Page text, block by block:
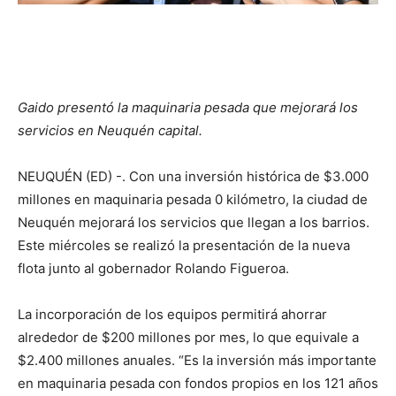
Gaido presentó la maquinaria pesada que mejorará los
servicios en Neuquén capital.
NEUQUÉN (ED) -. Con una inversión histórica de $3.000
millones en maquinaria pesada 0 kilómetro, la ciudad de
Neuquén mejorará los servicios que llegan a los barrios.
Este miércoles se realizó la presentación de la nueva
flota junto al gobernador Rolando Figueroa.
La incorporación de los equipos permitirá ahorrar
alrededor de $200 millones por mes, lo que equivale a
$2.400 millones anuales. “Es la inversión más importante
en maquinaria pesada con fondos propios en los 121 años